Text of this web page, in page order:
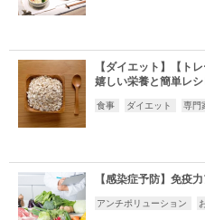
【ダイエット】【ト
嬉しい栄養と簡単レ
食事 ダイエット 専門
【感染症予防】免疫
アンチポリューション